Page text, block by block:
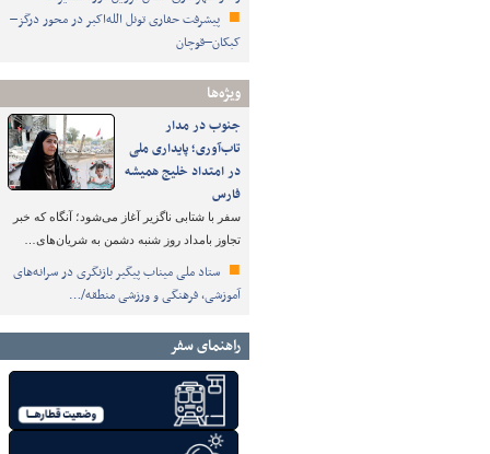
پیشرفت حفاری تونل الله‌اکبر در محور درگز–
کبکان–قوچان
ویژه‌ها
جنوب در مدار
تاب‌آوری؛ پایداری ملی
در امتداد خلیج همیشه
فارس
سفر با شتابی ناگزیر آغاز می‌شود؛ آنگاه که خبر
تجاوز بامداد روز شنبه دشمن به شریان‌های…
ستاد ملی میناب پیگیر بازنگری در سرانه‌های
آموزشی، فرهنگی و ورزشی منطقه/…
راهنمای سفر